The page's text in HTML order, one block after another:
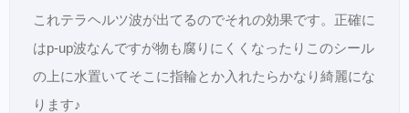
これテラヘルツ波が出てるのでそれの効果です。正確に
はp-up波なんですが物も腐りにくくなったりこのシール
の上に水置いてそこに指輪とか入れたらかなり綺麗にな
ります♪